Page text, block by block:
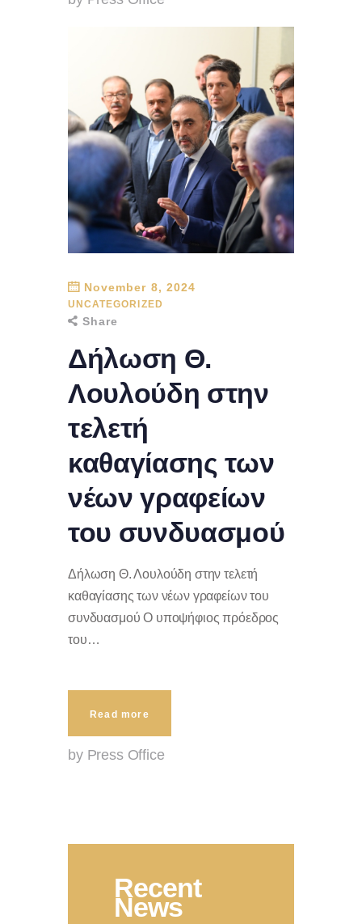
November 8, 2024
UNCATEGORIZED
Share
Δήλωση Θ.
Λουλούδη στην
τελετή
καθαγίασης των
νέων γραφείων
του συνδυασμού
Δήλωση Θ. Λουλούδη στην τελετή
καθαγίασης των νέων γραφείων του
συνδυασμού Ο υποψήφιος πρόεδρος
του…
Read more
by Press Office
Recent
News